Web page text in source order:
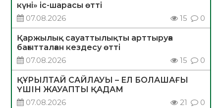
күні» іс-шарасы өтті
07.08.2026
15 0
Қаржылық сауаттылықты арттыруға
бағытталған кездесу өтті
07.08.2026
15 0
ҚҰРЫЛТАЙ САЙЛАУЫ – ЕЛ БОЛАШАҒЫ
ҮШІН ЖАУАПТЫ ҚАДАМ
07.08.2026
21 0